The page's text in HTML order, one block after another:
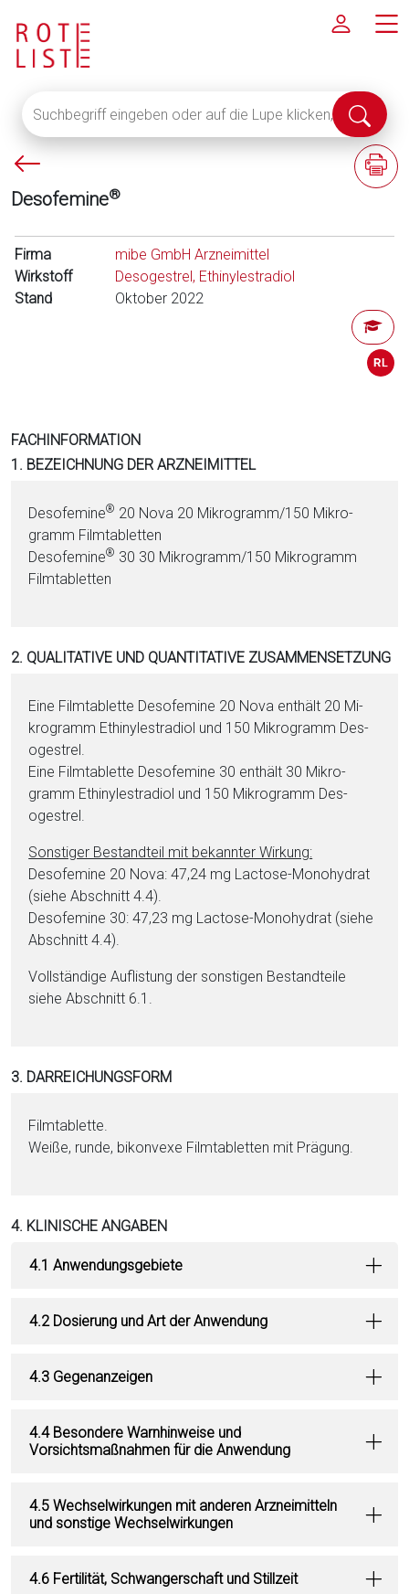
eingeben
oder
auf
die
Lupe
klicken,
um
alle
Fachinformationen
Suche
P
e
l
l
i
Desofemine®
F
a
o
r
m
a
Firma
mibe GmbH Arzneimittel
Wirkstoff
Desogestrel, Ethinylestradiol
Stand
Oktober 2022
FACHINFORMATION
1. BEZEICHNUNG DER ARZNEIMITTEL
Desofemine® 20 Nova 20 Mi­kro­gramm/150 Mi­kro­
gramm Film­ta­blet­ten
Desofemine® 30 30 Mi­kro­gramm/150 Mi­kro­gramm
Film­ta­blet­ten
2. QUALITATIVE UND QUANTITATIVE ZUSAMMENSETZUNG
Eine Film­ta­blet­te Desofemine 20 Nova enthält 20 Mi­
kro­gramm Ethinyl­es­tra­diol und 150 Mi­kro­gramm Des­
oges­trel.
Eine Film­ta­blet­te Desofemine 30 enthält 30 Mi­kro­
gramm Ethinyl­es­tra­diol und 150 Mi­kro­gramm Des­
oges­trel.
Sonstiger Be­stand­teil mit bekannter Wirkung:
Desofemine 20 Nova: 47,24 mg Lac­to­se-Mo­no­hy­drat
(siehe Abschnitt 4.4).
Desofemine 30: 47,23 mg Lac­to­se-Mo­no­hy­drat (siehe
Abschnitt 4.4).
Vollständige Auflistung der sonstigen Be­stand­tei­le
siehe Abschnitt 6.1.
3. DARREICHUNGSFORM
Film­ta­blet­te.
Weiße, runde, bikonvexe Film­ta­blet­ten mit Prägung.
4. KLINISCHE ANGABEN
4.1 Anwendungsgebiete
4.2 Dosierung und Art der Anwendung
4.3 Gegenanzeigen
4.4 Besondere Warnhinweise und
Vorsichtsmaßnahmen für die Anwendung
4.5 Wechselwirkungen mit anderen Arzneimitteln
und sonstige Wechselwirkungen
4.6 Fertilität, Schwangerschaft und Stillzeit